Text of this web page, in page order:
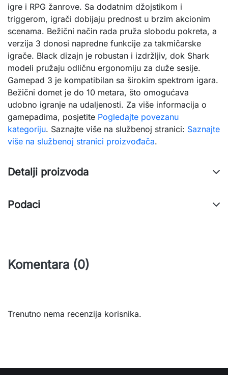
igre i RPG žanrove. Sa dodatnim džojstikom i
triggerom, igrači dobijaju prednost u brzim akcionim
scenama. Bežični način rada pruža slobodu pokreta, a
verzija 3 donosi napredne funkcije za takmičarske
igrače. Black dizajn je robustan i izdržljiv, dok Shark
modeli pružaju odličnu ergonomiju za duže sesije.
Gamepad 3 je kompatibilan sa širokim spektrom igara.
Bežični domet je do 10 metara, što omogućava
udobno igranje na udaljenosti. Za više informacija o
gamepadima, posjetite Pogledajte povezanu
kategoriju. Saznajte više na službenoj stranici: Saznajte
više na službenoj stranici proizvođača.
Detalji proizvoda
Podaci
Komentara (0)
Trenutno nema recenzija korisnika.